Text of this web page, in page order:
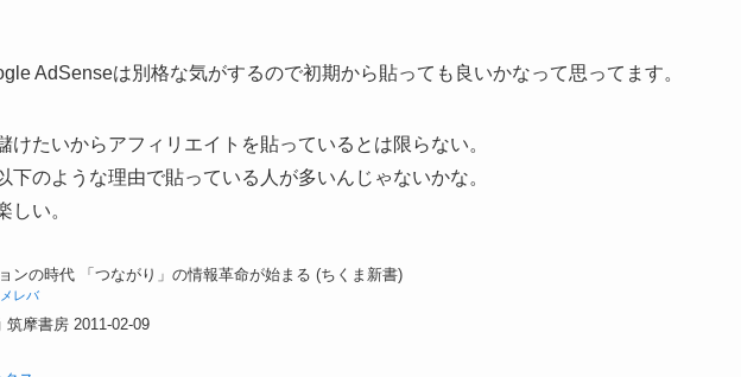
AdSenseは別格な気がするので初期から貼っても良いかなって思ってます。
けたいからアフィリエイトを貼っているとは限らない。
下のような理由で貼っている人が多いんじゃないかな。
しい。
ンの時代 「つながり」の情報革命が始まる (ちくま新書)
レバ
筑摩書房 2011-02-09